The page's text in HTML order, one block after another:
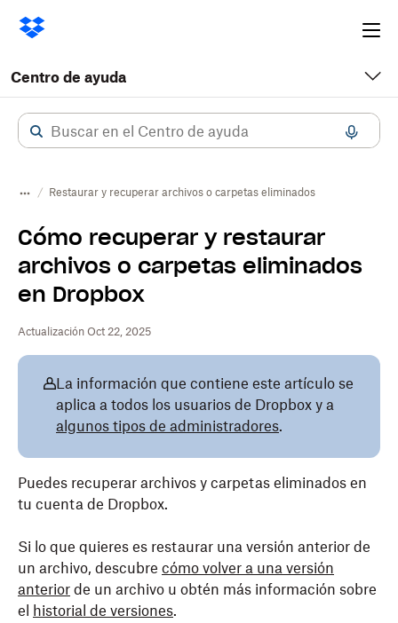
Centro de ayuda
Restaurar y recuperar archivos o carpetas eliminados
Cómo recuperar y restaurar
archivos o carpetas eliminados
en Dropbox
Actualización Oct 22, 2025
La información que contiene este artículo se
aplica a todos los usuarios de Dropbox y a
algunos tipos de administradores.
Puedes recuperar archivos y carpetas eliminados en
tu cuenta de Dropbox.
Si lo que quieres es restaurar una versión anterior de
un archivo, descubre cómo volver a una versión
anterior de un archivo u obtén más información sobre
el historial de versiones.